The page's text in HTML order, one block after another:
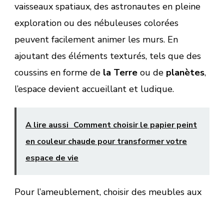
vaisseaux spatiaux, des astronautes en pleine
exploration ou des nébuleuses colorées
peuvent facilement animer les murs. En
ajoutant des éléments texturés, tels que des
coussins en forme de la Terre ou de planètes,
l’espace devient accueillant et ludique.
A lire aussi Comment choisir le papier peint
en couleur chaude pour transformer votre
espace de vie
Pour l’ameublement, choisir des meubles aux